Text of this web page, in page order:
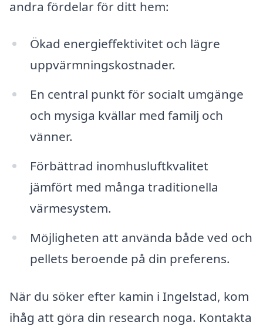
andra fördelar för ditt hem:
Ökad energieffektivitet och lägre
uppvärmningskostnader.
En central punkt för socialt umgänge
och mysiga kvällar med familj och
vänner.
Förbättrad inomhusluftkvalitet
jämfört med många traditionella
värmesystem.
Möjligheten att använda både ved och
pellets beroende på din preferens.
När du söker efter kamin i Ingelstad, kom
ihåg att göra din research noga. Kontakta